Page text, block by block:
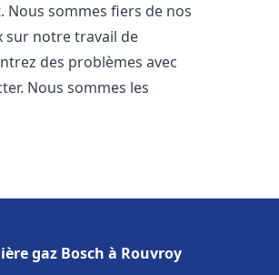
Nous sommes fiers de nos
sur notre travail de
des problèmes avec
Nous sommes les
gaz Bosch à Rouvroy